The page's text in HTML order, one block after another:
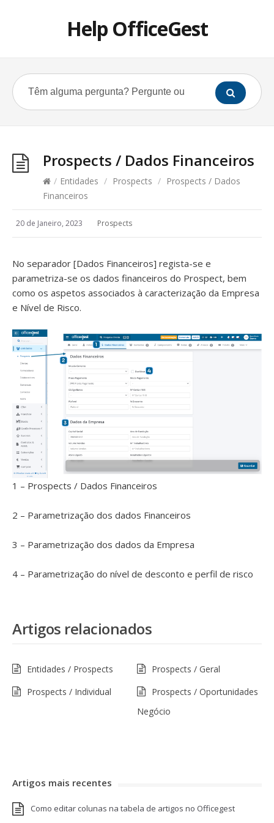
Help OfficeGest
Prospects / Dados Financeiros
/ Entidades / Prospects / Prospects / Dados
Financeiros
20 de Janeiro, 2023 Prospects
No separador [Dados Financeiros] regista-se e
parametriza-se os dados financeiros do Prospect, bem
como os aspetos associados à caracterização da Empresa
e Nível de Risco.
1 – Prospects / Dados Financeiros
2 – Parametrização dos dados Financeiros
3 – Parametrização dos dados da Empresa
4 – Parametrização do nível de desconto e perfil de risco
Artigos relacionados
Entidades / Prospects
Prospects / Geral
Prospects / Individual
Prospects / Oportunidades
Negócio
Artigos mais recentes
Como editar colunas na tabela de artigos no Officegest